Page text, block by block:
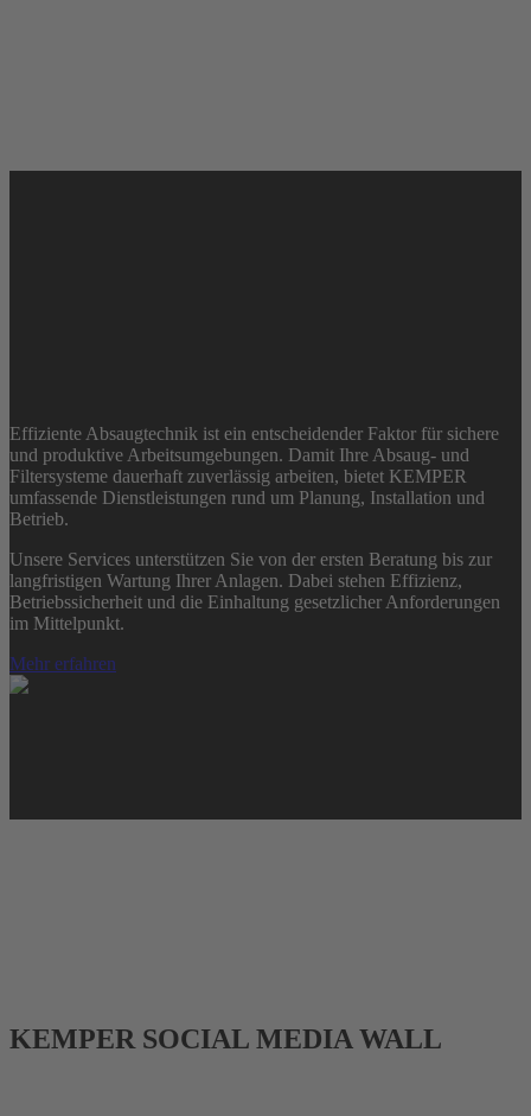
Effiziente Absaugtechnik ist ein entscheidender Faktor für sichere
und produktive Arbeitsumgebungen. Damit Ihre Absaug- und
Filtersysteme dauerhaft zuverlässig arbeiten, bietet KEMPER
umfassende Dienstleistungen rund um Planung, Installation und
Betrieb.
Unsere Services unterstützen Sie von der ersten Beratung bis zur
langfristigen Wartung Ihrer Anlagen. Dabei stehen Effizienz,
Betriebssicherheit und die Einhaltung gesetzlicher Anforderungen
im Mittelpunkt.
Mehr erfahren
KEMPER SOCIAL MEDIA WALL